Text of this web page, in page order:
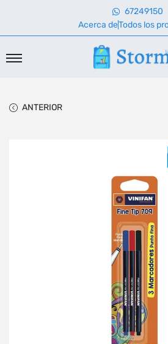
67249150
Acerca deTodos los
ANTERIOR